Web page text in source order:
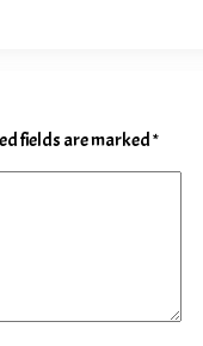
fields are marked*